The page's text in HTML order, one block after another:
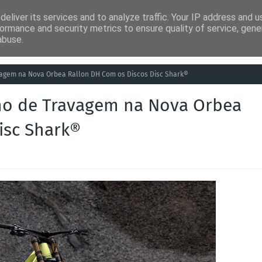
Análises Entretenimento Humor Saúde
na Nova Orbea Rallon DH Com os Discos Disc Shark®
de Travagem na Nova Orbea
Shark®
its services and to analyze traffic. Your IP address and
and security metrics to ensure quality of service,